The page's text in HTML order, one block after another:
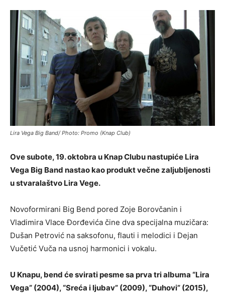
Lira Vega Big Band/ Photo: Promo (Knap Club)
Ove subote, 19. oktobra u Knap Clubu nastupiće Lira
Vega Big Band nastao kao produkt večne zaljubljenosti
u stvaralaštvo Lira Vege.
Novoformirani Big Bend pored Zoje Borovčanin i
Vladimira Vlace Đorđevića čine dva specijalna muzičara:
Dušan Petrović na saksofonu, flauti i melodici i Dejan
Vučetić Vuča na usnoj harmonici i vokalu.
U Knapu, bend će svirati pesme sa prva tri albuma “Lira
Vega” (2004), “Sreća i ljubav” (2009), “Duhovi” (2015),